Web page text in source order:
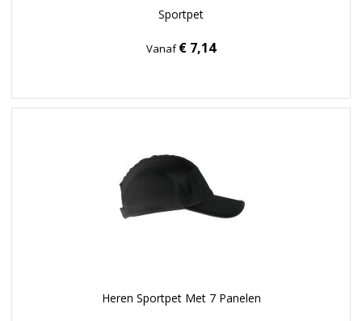
Sportpet
Vanaf€ 7,14
Heren Sportpet Met 7 Panelen